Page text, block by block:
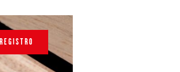
REGISTRO